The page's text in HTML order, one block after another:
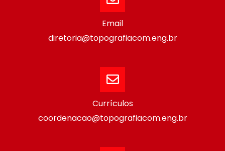
Email
diretoria@topografiacom.eng.br
Currículos
coordenacao@topografiacom.eng.br